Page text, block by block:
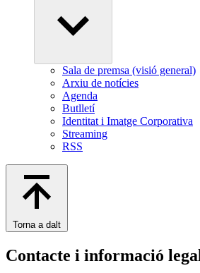
Sala de premsa (visió general)
Arxiu de notícies
Agenda
Butlletí
Identitat i Imatge Corporativa
Streaming
RSS
Torna a dalt
Contacte i informació legal